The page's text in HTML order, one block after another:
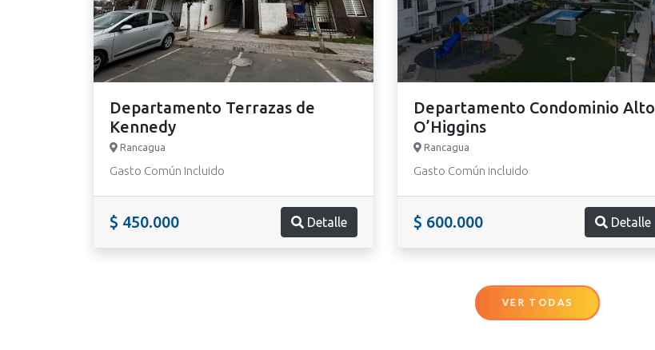
Departamento Terrazas de
Kennedy
Rancagua
Gasto Común Incluido
$ 450.000 Detalle
Departamento Condominio Alto
O’Higgins
Rancagua
Gasto Común incluido
$ 600.000 Detalle
VER TODAS